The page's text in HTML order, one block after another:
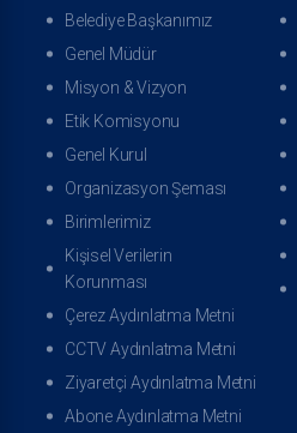
Online Tahsilat Veznesi
Arıza İhbarı
Belediye Başkanımız
Genel Müdür
Misyon & Vizyon
Etik Komisyonu
Genel Kurul
Organizasyon Şeması
Birimlerimiz
Kişisel Verilerin
Korunması
Çerez Aydınlatma Metni
CCTV Aydınlatma Metni
Ziyaretçi Aydınlatma Metni
Abone Aydınlatma Metni